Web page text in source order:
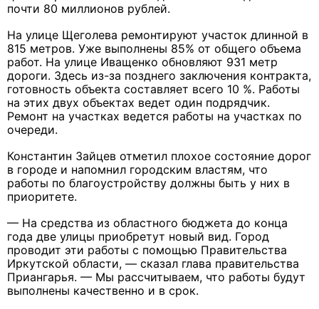
почти 80 миллионов рублей.
На улице Щеголева ремонтируют участок длинной в
815 метров. Уже выполнены 85% от общего объема
работ. На улице Иващенко обновляют 931 метр
дороги. Здесь из-за позднего заключения контракта,
готовность объекта составляет всего 10 %. Работы
на этих двух объектах ведет один подрядчик.
Ремонт на участках ведется работы на участках по
очереди.
Константин Зайцев отметил плохое состояние дорог
в городе и напомнил городским властям, что
работы по благоустройству должны быть у них в
приоритете.
— На средства из областного бюджета до конца
года две улицы приобретут новый вид. Город
проводит эти работы с помощью Правительства
Иркутской области, — сказал глава правительства
Приангарья. — Мы рассчитываем, что работы будут
выполнены качественно и в срок.